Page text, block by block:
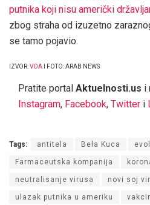
putnika koji nisu američki
zbog straha od izuzetno
se tamo pojavio.
IZVOR:VOA I FOTO: ARAB NEWS
Pratite portal Aktuelnosti.us i
Instagram, Facebook, Twitter i
Tags: antitela Bela Kuca
Farmaceutska kompanija
neutralisanje virusa novi soj
ulazak putnika u ameriku